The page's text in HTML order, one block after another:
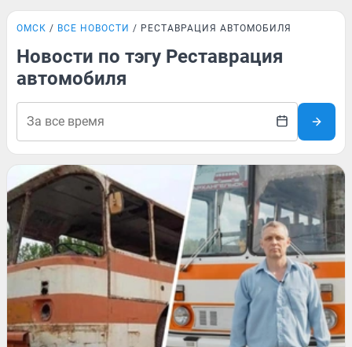
ОМСК ВСЕ НОВОСТИ РЕСТАВРАЦИЯ АВТОМОБИЛЯ
Новости по тэгу Реставрация
автомобиля